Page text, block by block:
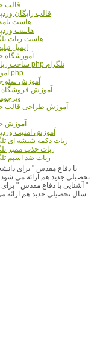
قالب
قالب رایگان
هاست
هاست
هاست ربات
ایمیل
آموزشگاه
ساخت ربات با php تلگرام
آموزش php
آموزش سئو
آموزش فروشگاه
آموزش طراحی قالب
آموزش
آموزش امنیت
ربات دکمه شیشه ای
ربات جذب ممبر
ربات ضد اسپم
با دفاع مقدس " برای
تحصیلی جدید هم ارائه می
" آشنایی با دفاع مقدس "
سال تحصیلی جدید هم ارائه می شود و در گروه دروس اختیاری دانشجویان قرار دارد.